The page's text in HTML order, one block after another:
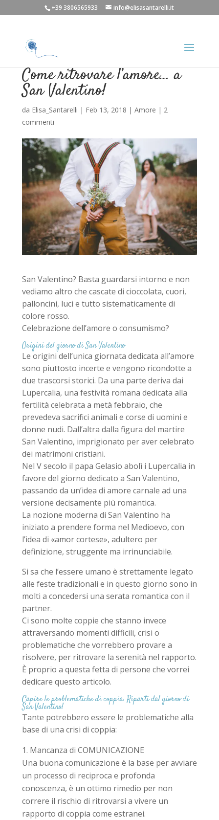
+39 3806565933 info@elisasantarelli.it
Come ritrovare l’amore… a
San Valentino!
da Elisa_Santarelli | Feb 13, 2018 | Amore | 2
commenti
San Valentino? Basta guardarsi intorno e non
vediamo altro che cascate di cioccolata, cuori,
palloncini, luci e tutto sistematicamente di
colore rosso.
Celebrazione dell’amore o consumismo?
Origini del giorno di San Valentino
Le origini dell’unica giornata dedicata all’amore
sono piuttosto incerte e vengono ricondotte a
due trascorsi storici. Da una parte deriva dai
Lupercalia, una festività romana dedicata alla
fertilità celebrata a metà febbraio, che
prevedeva sacrifici animali e corse di uomini e
donne nudi. Dall’altra dalla figura del martire
San Valentino, imprigionato per aver celebrato
dei matrimoni cristiani.
Nel V secolo il papa Gelasio abolì i Lupercalia in
favore del giorno dedicato a San Valentino,
passando da un’idea di amore carnale ad una
versione decisamente più romantica.
La nozione moderna di San Valentino ha
iniziato a prendere forma nel Medioevo, con
l’idea di «amor cortese», adultero per
definizione, struggente ma irrinunciabile.
Si sa che l’essere umano è strettamente legato
alle feste tradizionali e in questo giorno sono in
molti a concedersi una serata romantica con il
partner.
Ci sono molte coppie che stanno invece
attraversando momenti difficili, crisi o
problematiche che vorrebbero provare a
risolvere, per ritrovare la serenità nel rapporto.
È proprio a questa fetta di persone che vorrei
dedicare questo articolo.
Capire le problematiche di coppia. Riparti dal giorno di
San Valentino!
Tante potrebbero essere le problematiche alla
base di una crisi di coppia:
Mancanza di COMUNICAZIONE
Una buona comunicazione è la base per avviare
un processo di reciproca e profonda
conoscenza, è un ottimo rimedio per non
correre il rischio di ritrovarsi a vivere un
rapporto di coppia come estranei.